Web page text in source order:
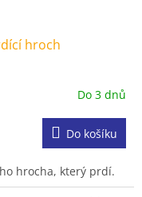
hroch
Do 3 dnů
Do košíku
hrocha, který prdí.